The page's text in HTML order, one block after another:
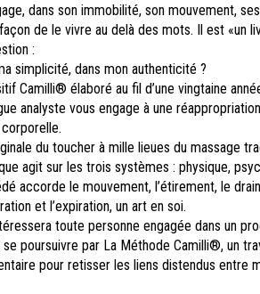
dans son immobilité, son mouvement,
de le vivre au delà des mots. Il est «un
:
simplicité, dans mon authenticité ?
Camilli® élaboré au fil d’une vingtaine
analyste vous engage à une
du toucher à mille lieues du massage
agit sur les trois systèmes : physique,
accorde le mouvement, l’étirement, le
et l’expiration, un art en soi.
toute personne engagée dans un
poursuivre par La Méthode Camilli®, un
pour retisser les liens distendus entre